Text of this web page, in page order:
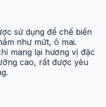
sử dụng để chế biến
như mứt, ô mai.
mang lại hương vị đặc
cao, rất được yêu